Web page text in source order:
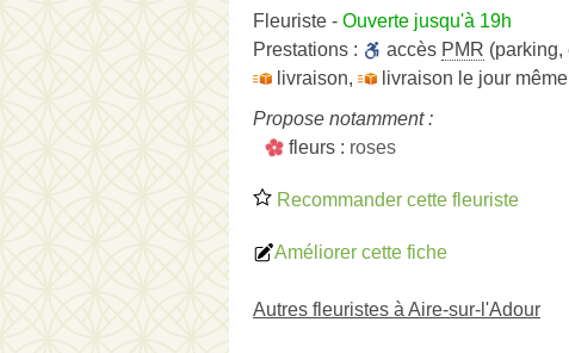
Fleuriste - Ouverte jusqu'à 19h
Prestations :
accès PMR (parking,
livraison, livraison le jour même
Propose notamment :
fleurs : roses
Recommander cette fleuriste
Améliorer cette fiche
Autres fleuristes à Aire-sur-l'Adour